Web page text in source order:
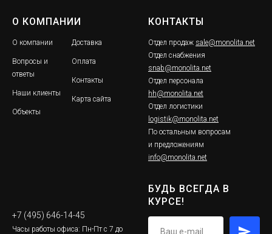
О КОМПАНИИ
О компании
Вопросы и
ответы
Наши клиенты
Объекты
Доставка
Оплата
Контакты
Карта сайта
КОНТАКТЫ
Отдел продаж sale@monolita.net
Отдел снабжения
snab@monolita.net
Отдел персонала
hh@monolita.net
Отдел логистики
logistik@monolita.net
По остальным вопросам
и предложениям
info@monolita.net
+7 (495) 646-14-45
Часы работы офиса: Пн-Пт с 7 до
БУДЬ ВСЕГДА В
КУРСЕ!